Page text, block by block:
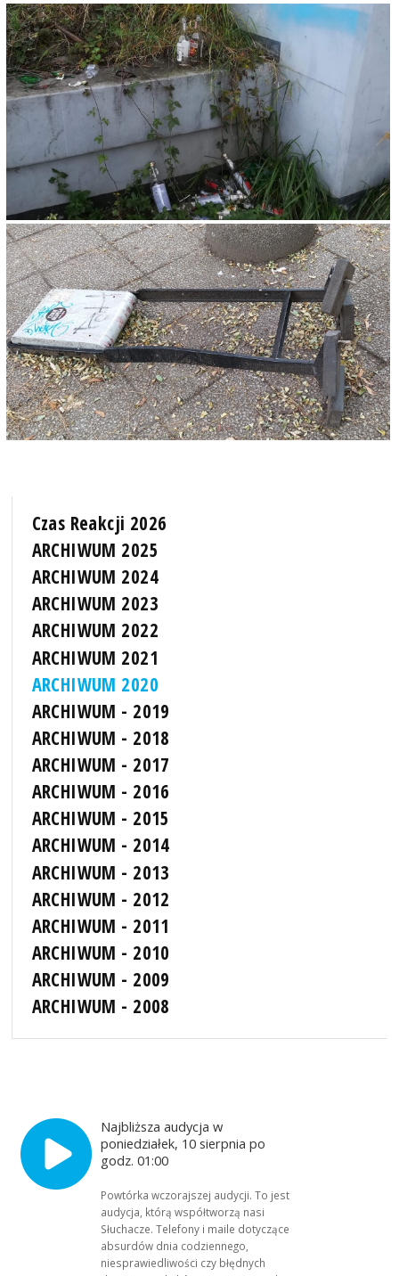
Czas Reakcji 2026
ARCHIWUM 2025
ARCHIWUM 2024
ARCHIWUM 2023
ARCHIWUM 2022
ARCHIWUM 2021
ARCHIWUM 2020
ARCHIWUM - 2019
ARCHIWUM - 2018
ARCHIWUM - 2017
ARCHIWUM - 2016
ARCHIWUM - 2015
ARCHIWUM - 2014
ARCHIWUM - 2013
ARCHIWUM - 2012
ARCHIWUM - 2011
ARCHIWUM - 2010
ARCHIWUM - 2009
ARCHIWUM - 2008
Najbliższa audycja w
poniedziałek, 10 sierpnia po
godz. 01:00
Powtórka wczorajszej audycji. To jest
audycja, którą współtworzą nasi
Słuchacze. Telefony i maile dotyczące
absurdów dnia codziennego,
niesprawiedliwości czy błędnych